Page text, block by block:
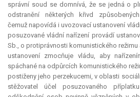
správní soud se domnívá, že se jedná o
odstranění některých křivd
čemuž napovídá i uvozovací ustanovení
posuzované vládní nařízení provádí
Sb., o protiprávnosti komunistického
ustanovení zmocňuje vládu, aby
spáchané na odpůrcích komunistického
postiženy jeho perzekucemi, v oblasti
stěžovatel účel posuzovaného